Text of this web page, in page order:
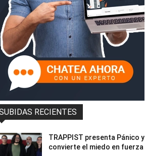
RECIENTES
TRAPPIST presenta Pánico y
convierte el miedo en fuerza